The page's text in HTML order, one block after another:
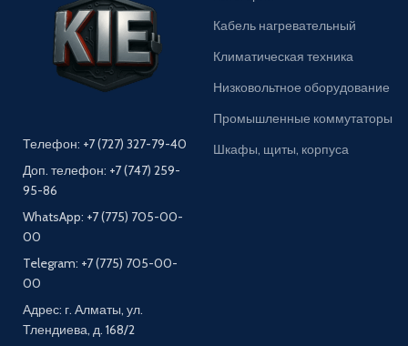
Телефон: +7 (727) 327-79-40
Доп. телефон: +7 (747) 259-
95-86
WhatsApp: +7 (775) 705-00-
00
Telegram: +7 (775) 705-00-
00
Адрес: г. Алматы, ул.
Тлендиева, д. 168/2
Кабель нагревательный
Климатическая техника
Низковольтное оборудование
Промышленные коммутаторы
Шкафы, щиты, корпуса